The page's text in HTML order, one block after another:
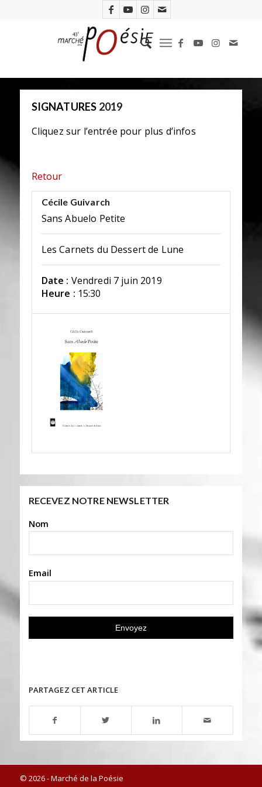
SIGNATURES 2019
Cliquez sur l’entrée pour plus d’infos
Retour
Cécile Guivarch
Sans Abuelo Petite
Les Carnets du Dessert de Lune
Date : Vendredi 7 juin 2019
Heure : 15:30
RECEVEZ NOTRE NEWSLETTER
Nom
Email
PARTAGEZ CET ARTICLE
© 2026 - Marché de la Poésie